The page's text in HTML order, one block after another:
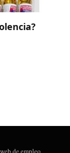
de empleo